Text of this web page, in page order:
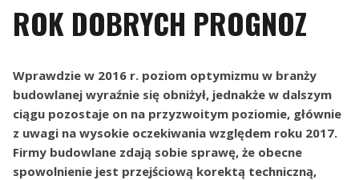
ROK DOBRYCH PROGNOZ
Wprawdzie w 2016 r. poziom optymizmu w branży
budowlanej wyraźnie się obniżył, jednakże w dalszym
ciągu pozostaje on na przyzwoitym poziomie, głównie
z uwagi na wysokie oczekiwania względem roku 2017.
Firmy budowlane zdają sobie sprawę, że obecne
spowolnienie jest przejściową korektą techniczną,